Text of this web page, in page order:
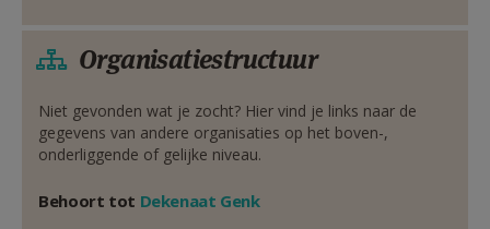
Organisatiestructuur
Niet gevonden wat je zocht? Hier vind je links naar de
gegevens van andere organisaties op het boven-,
onderliggende of gelijke niveau.
Behoort tot Dekenaat Genk